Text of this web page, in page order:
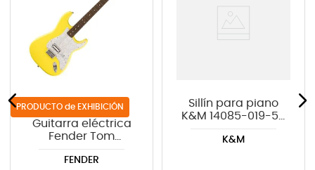
de EXHIBICIÓN
Guitarra eléctrica
Fender Tom
Stratocaster® -
FENDER
Sillín para piano
K&M 14085-019-55
K&M